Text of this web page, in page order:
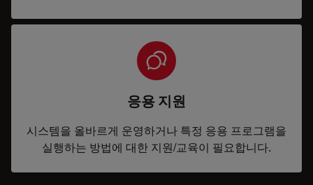
응용 지원
시스템을 올바르게 운영하거나 특정 응용 프로그램을
실행하는 방법에 대한 지원/교육이 필요합니다.